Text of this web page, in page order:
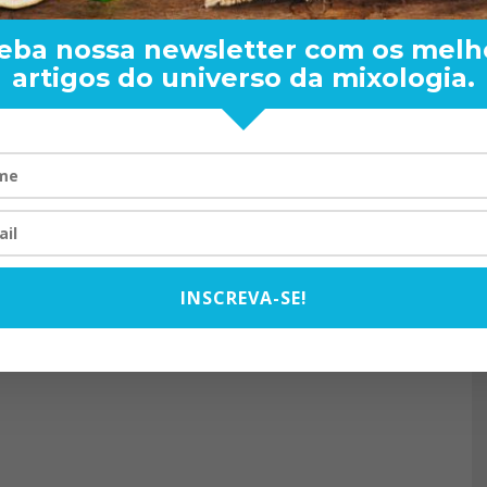
RAND BARTENDER: DE
VISTA PARA O MUNDO
nossa newsletter com os
artigos do universo da mixologia.
INSCREVA-SE!